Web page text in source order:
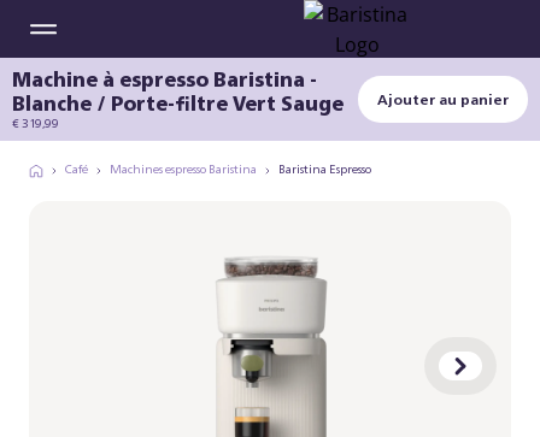
Machine à espresso Baristina -
Blanche / Porte-filtre Vert Sauge
€ 319,99
Ajouter au panier
Café Machines espresso Baristina Baristina Espresso